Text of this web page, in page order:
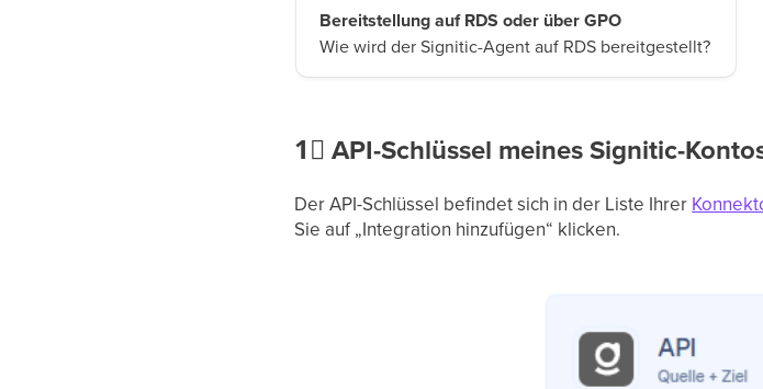
Bereitstellung auf RDS oder über GPO
Wie wird der Signitic-Agent auf RDS bereitgestellt?
1⃣ API-Schlüssel meines Signitic-
Der API-Schlüssel befindet sich in der Liste Ihrer
Sie auf „Integration hinzufügen“ klicken.